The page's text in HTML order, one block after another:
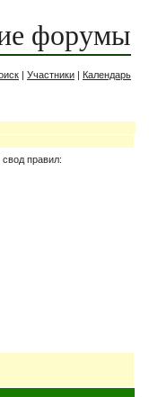
форумы
| Участники | Календарь
правил: